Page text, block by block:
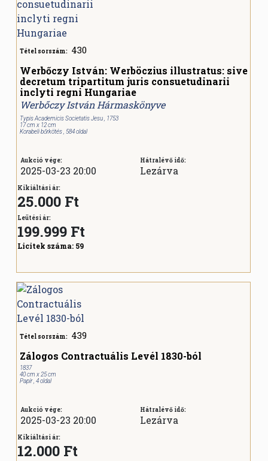
Tétel sorszám: 430
Werbőczy István: Werböczius illustratus: sive
decretum tripartitum juris consuetudinarii
inclyti regni Hungariae
Werbőczy István Hármaskönyve
Typis Academicis Societatis Jesu , 1753
17 cm x 12 cm
Korabeli bőrkötés , 584 oldal
Aukció vége:
2025-03-23 20:00
Hátralévő idő:
Lezárva
Kikiáltási ár:
25.000 Ft
Leütési ár:
199.999 Ft
Licitek száma: 59
Tétel sorszám: 439
Zálogos Contractuális Levél 1830-ból
1837
40 cm x 25 cm
Papír , 4 oldal
Aukció vége:
2025-03-23 20:00
Hátralévő idő:
Lezárva
Kikiáltási ár:
12.000 Ft